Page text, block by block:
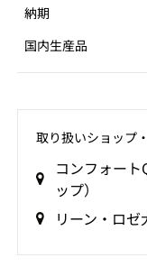
納期
国内生産品
取り扱いショップ
コンフォー
ップ）
リーン・ロゼ